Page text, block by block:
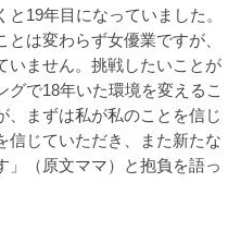
19年目になっていました。
は変わらず女優業ですが、
いません。挑戦したいことが
で18年いた環境を変えるこ
、まずは私が私のことを信じ
信じていただき、また新たな
」（原文ママ）と抱負を語っ